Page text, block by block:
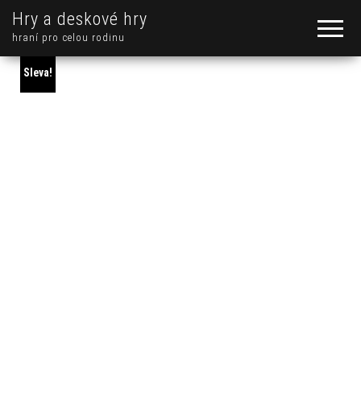
Hry a deskové hry
hraní pro celou rodinu
Sleva!